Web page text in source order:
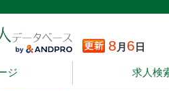
8 月 6 日
ジ 求人検